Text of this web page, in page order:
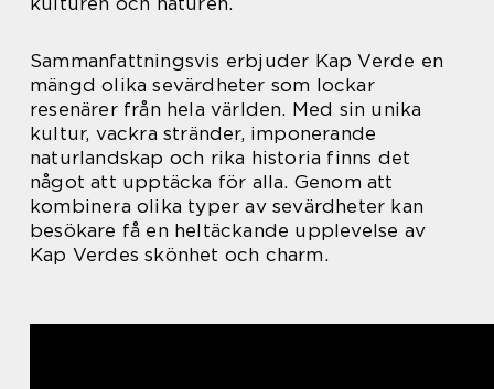
Sammanfattningsvis erbjuder Kap Verde en
mängd olika sevärdheter som lockar
resenärer från hela världen. Med sin unika
kultur, vackra stränder, imponerande
naturlandskap och rika historia finns det
något att upptäcka för alla. Genom att
kombinera olika typer av sevärdheter kan
besökare få en heltäckande upplevelse av
Kap Verdes skönhet och charm.